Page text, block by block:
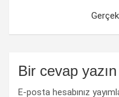
Bir cevap yazın
E-posta hesabınız